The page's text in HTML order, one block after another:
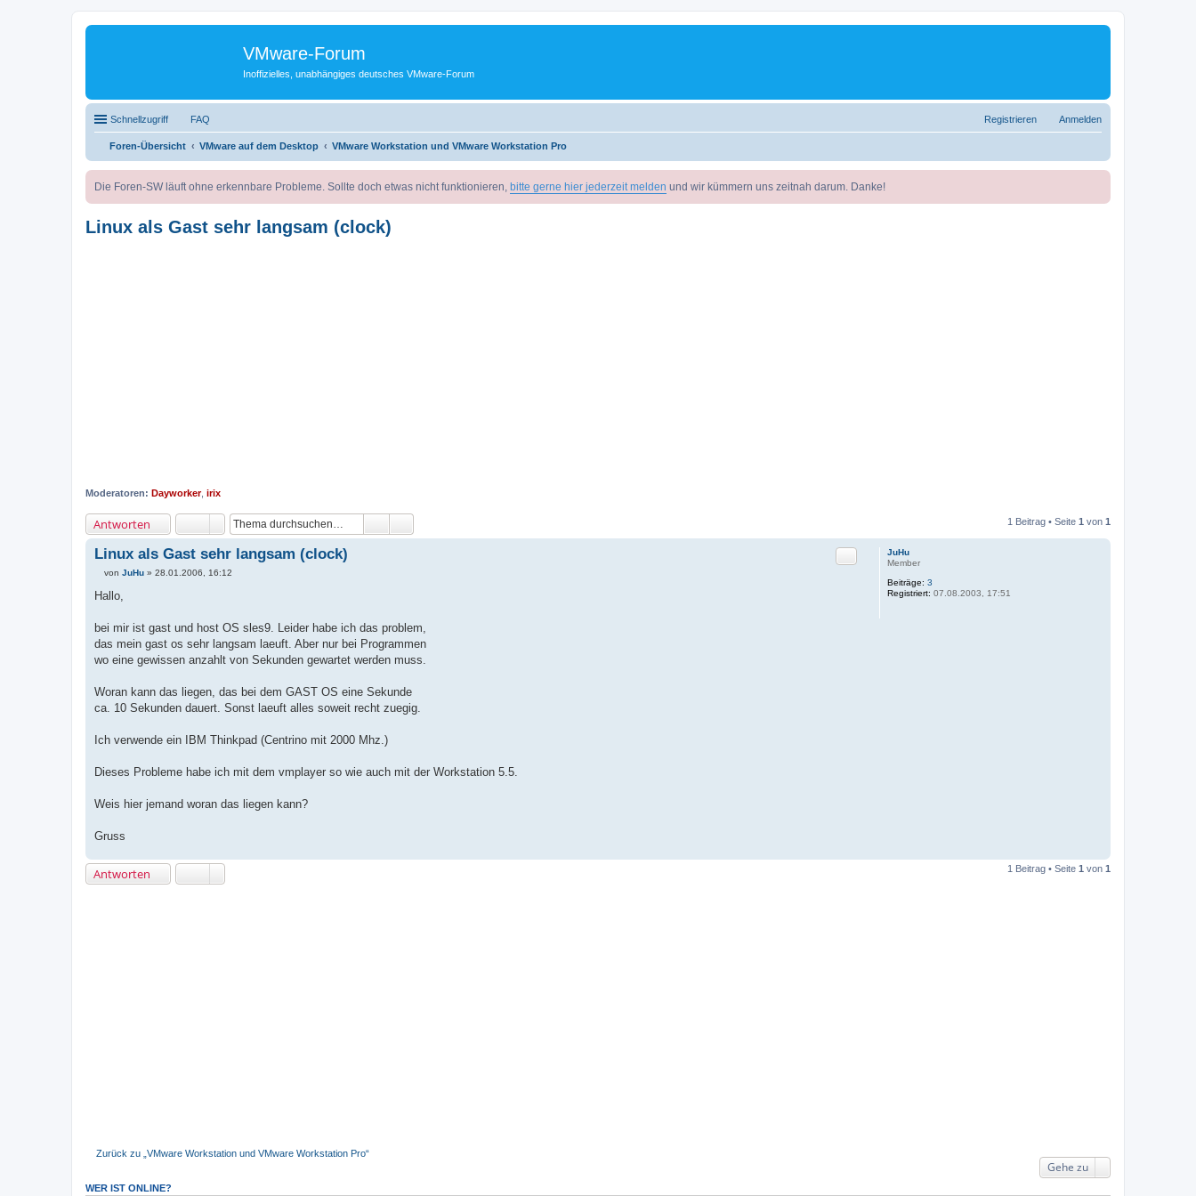
VMware-Forum
Inoffizielles, unabhängiges deutsches VMware-Forum
Schnellzugriff FAQ Anmelden
Registrieren
Foren-Übersicht VMware auf dem Desktop VMware Workstation und VMware Workstation Pro
Die Foren-SW läuft ohne erkennbare Probleme. Sollte doch etwas nicht funktionieren, bitte gerne hier jederzeit melden und wir kümmern uns zeitnah darum. Danke!
Linux als Gast sehr langsam (clock)
Moderatoren: Dayworker, irix
Antworten 1 Beitrag • Seite 1 von 1
JuHu
Member
Beiträge: 3
Registriert: 07.08.2003, 17:51
Linux als Gast sehr langsam (clock) Zitat
e
i
a
g
von JuHu » 28.01.2006, 16:12
Hallo,
bei mir ist gast und host OS sles9. Leider habe ich das problem,
das mein gast os sehr langsam laeuft. Aber nur bei Programmen
wo eine gewissen anzahlt von Sekunden gewartet werden muss.
Woran kann das liegen, das bei dem GAST OS eine Sekunde
ca. 10 Sekunden dauert. Sonst laeuft alles soweit recht zuegig.
Ich verwende ein IBM Thinkpad (Centrino mit 2000 Mhz.)
Dieses Probleme habe ich mit dem vmplayer so wie auch mit der Workstation 5.5.
Weis hier jemand woran das liegen kann?
Gruss
Antworten 1 Beitrag • Seite 1 von 1
Zurück zu „VMware Workstation und VMware Workstation Pro“
Gehe zu
WER IST ONLINE?